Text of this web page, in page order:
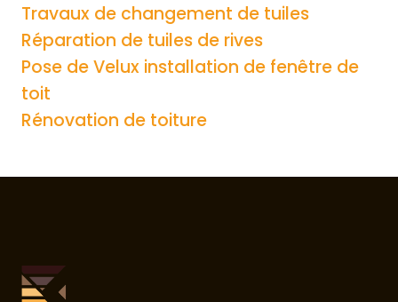
Travaux de changement de tuiles
Réparation de tuiles de rives
Pose de Velux installation de fenêtre de
toit
Rénovation de toiture